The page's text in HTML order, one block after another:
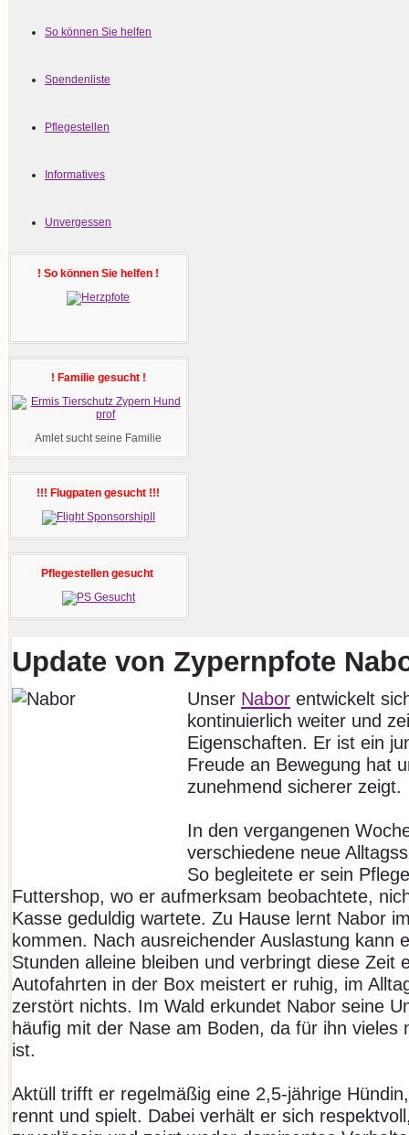
So können Sie helfen
Spendenliste
Pflegestellen
Informatives
Unvergessen
! So können Sie helfen !
! Familie gesucht !
Amlet sucht seine Familie
!!! Flugpaten gesucht !!!
Pflegestellen gesucht
Update von Zypernpfote
Unser Nabor entwickelt
kontinuierlich weiter und
Eigenschaften. Er ist ein
Freude an Bewegung hat
zunehmend sicherer zeigt.
In den vergangenen
verschiedene neue
So begleitete er sein
Futtershop, wo er aufmerksam beobachtete,
Kasse geduldig wartete. Zu Hause lernt Nabor
kommen. Nach ausreichender Auslastung kann
Stunden alleine bleiben und verbringt diese Zeit
Autofahrten in der Box meistert er ruhig, im
zerstört nichts. Im Wald erkundet Nabor seine
häufig mit der Nase am Boden, da für ihn vieles
ist.
Aktüll trifft er regelmäßig eine 2,5-jährige
rennt und spielt. Dabei verhält er sich